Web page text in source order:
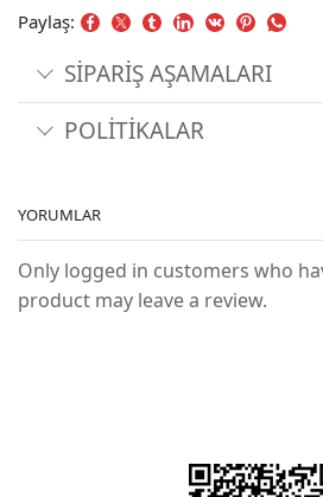
Paylaş:
SİPARİŞ AŞAMALARI
POLİTİKALAR
YORUMLAR
Only logged in customers who
product may leave a review.